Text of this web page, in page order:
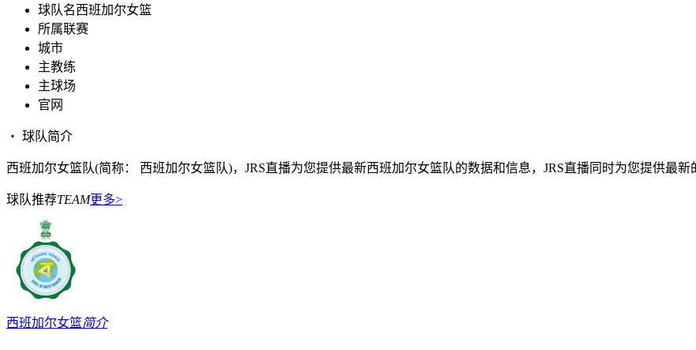
球队名西班加尔女篮
所属联赛
城市
主教练
主球场
官网
・ 球队简介
西班加尔女篮队(简称： 西班加尔女篮队)，JRS直播为您提供最新西班加尔女篮队的数据和信息，JRS直播同时为您提供最新
球队推荐TEAM更多>
西班加尔女篮简介